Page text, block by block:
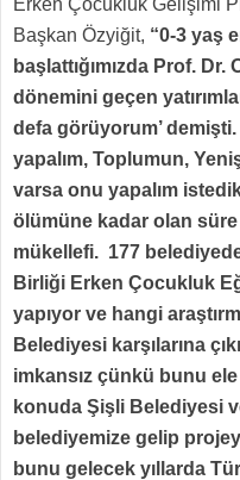
Erken Çocukluk Gelişimi
Başkan Özyiğit, “0-3 yaş
başlattığımızda Prof.
dönemini geçen
defa görüyorum’
yapalım, Toplumun,
varsa onu yapalım
ölümüne kadar olan
mükellefi. 177
Birliği Erken Çocukluk
yapıyor ve hangi
Belediyesi karşılarına
imkansız çünkü bunu
konuda Şişli Belediyesi
belediyemize gelip
bunu gelecek yıllarda